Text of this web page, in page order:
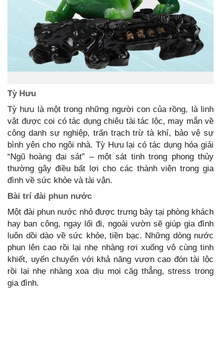
Tỳ Hưu
Tỳ hưu là một trong những người con của rồng, là linh
vật được coi có tác dụng chiêu tài tác lộc, may mắn về
công danh sự nghiệp, trấn trạch trừ tà khí, bảo vệ sự
bình yên cho ngôi nhà. Tỳ Hưu lại có tác dụng hóa giải
“Ngũ hoàng đại sát” – một sát tinh trong phong thủy
thường gây điều bất lợi cho các thành viên trong gia
đình về sức khỏe và tài vận.
Bài trí đài phun nước
Một đài phun nước nhỏ được trưng bày tại phòng khách
hay ban công, ngay lối đi, ngoài vườn sẽ giúp gia đình
luôn dồi dào về sức khỏe, tiền bạc. Những dòng nước
phun lên cao rồi lại nhẹ nhàng rơi xuống vô cùng tinh
khiết, uyển chuyển với khả năng vươn cao đón tài lộc
rồi lại nhẹ nhàng xoa dịu mọi căg thẳng, stress trong
gia đình.